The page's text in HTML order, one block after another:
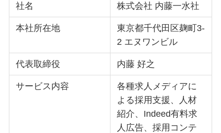
社名 株式会社 内藤一水社
本社所在地
東京都千代田区麹町3-
2 エヌワンビル
代表取締役 内藤 好之
サービス内容
各種求人メディアに
よる採用支援、人材
紹介、Indeed有料求
人広告、採用コンテ